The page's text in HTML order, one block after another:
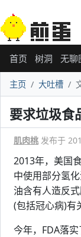
首页 树洞 无聊
主页 大吐槽
要求垃圾食
肌肉桃 发布于
2013年，美国
中使用部分氢
油含有人造反
(包括冠心病)有
今年，FDA落